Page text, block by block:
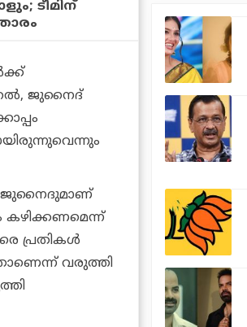
ടീമിന്
ജുനൈദ്
ജുനൈദുമാണ്
പ്രതികള്‍
വരുത്തി